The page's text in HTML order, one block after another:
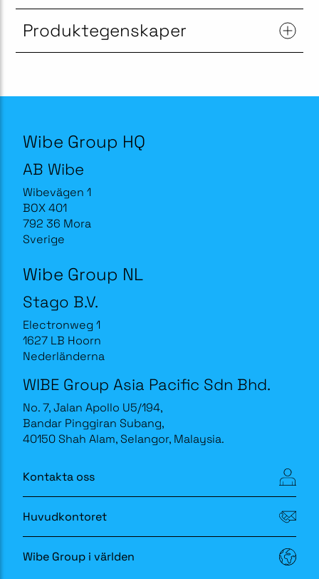
Produktegenskaper
Wibe Group HQ
AB Wibe
Wibevägen 1
BOX 401
792 36 Mora
Sverige
Wibe Group NL
Stago B.V.
Electronweg 1
1627 LB Hoorn
Nederländerna
WIBE Group Asia Pacific Sdn Bhd.
No. 7, Jalan Apollo U5/194,
Bandar Pinggiran Subang,
40150 Shah Alam, Selangor, Malaysia.
Kontakta oss
Huvudkontoret
Wibe Group i världen